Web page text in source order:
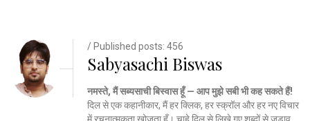
/ Published posts: 456
Sabyasachi Biswas
नमस्ते, मैं सब्यसाची बिस्वास हूँ — आप मुझे सबी भी कह सकते हैं!
दिल से एक कहानीकार, मैं हर क्लिक, हर स्क्रॉल और हर नए विचार